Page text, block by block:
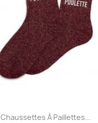
Quick view
Chaussettes À Paillettes...